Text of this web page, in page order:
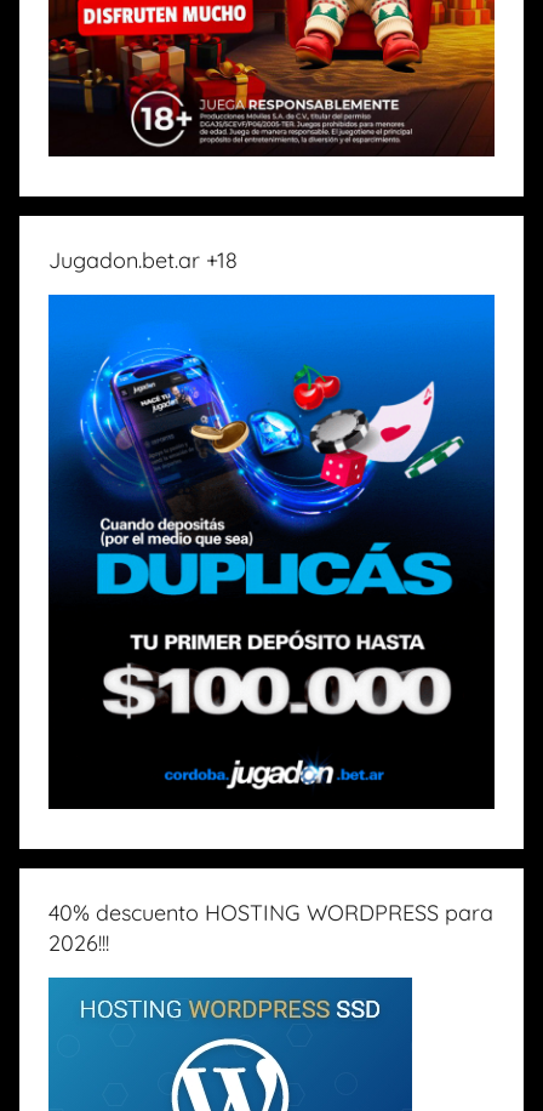
Jugadon.bet.ar +18
40% descuento HOSTING WORDPRESS para
2026!!!